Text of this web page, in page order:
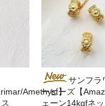
Amethyst】
サンフラ
ービーズ【
ェーン14kgfネ